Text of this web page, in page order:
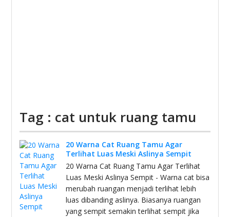
Tag : cat untuk ruang tamu
20 Warna Cat Ruang Tamu Agar
Terlihat Luas Meski Aslinya Sempit
20 Warna Cat Ruang Tamu Agar Terlihat
Luas Meski Aslinya Sempit - Warna cat bisa
merubah ruangan menjadi terlihat lebih
luas dibanding aslinya. Biasanya ruangan
yang sempit semakin terlihat sempit jika